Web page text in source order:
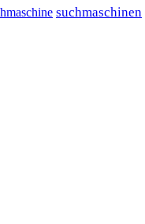
suchmaschinen